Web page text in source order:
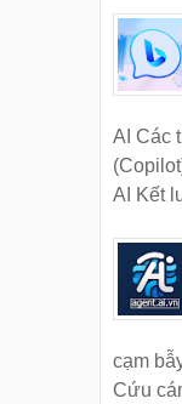
AI Các
AI Kết
cạm
Cứu